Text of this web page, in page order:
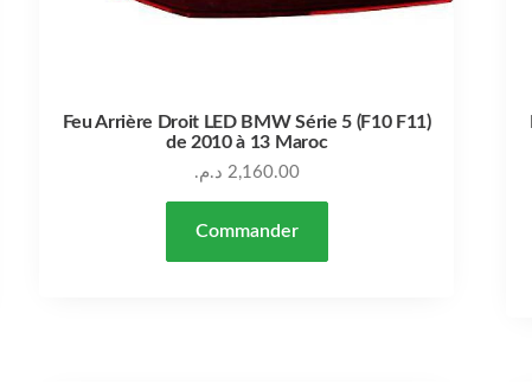
Feu Arrière Droit LED BMW Série 5 (F10 F11)
de 2010 à 13 Maroc
2,160.00 د.م.
Commander